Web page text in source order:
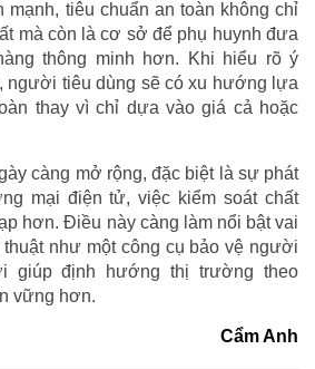
mạnh, tiêu chuẩn an toàn không chỉ
mà còn là cơ sở để phụ huynh đưa
thông minh hơn. Khi hiểu rõ ý
người tiêu dùng sẽ có xu hướng lựa
thay vì chỉ dựa vào giá cả hoặc
càng mở rộng, đặc biệt là sự phát
mại điện tử, việc kiểm soát chất
hơn. Điều này càng làm nổi bật vai
như một công cụ bảo vệ người
giúp định hướng thị trường theo
vững hơn.
Cẩm Anh